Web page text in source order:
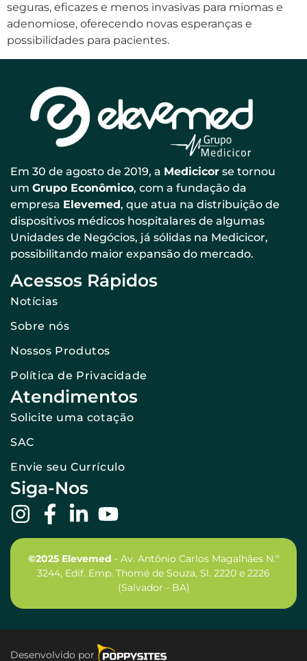
seguras, eficazes e menos invasivas para miomas e
adenomiose, oferecendo novas esperanças e
possibilidades para pacientes.
Em 30 de agosto de 2019, a Medicicor se tornou
um Grupo Econômico, com a fundação da
empresa Elevemed, que atua na distribuição de
dispositivos médicos hospitalares de algumas
Unidades de Negócios, já sólidas na Medicicor,
possibilitando maior expansão do mercado.
Acessos Rápidos
Notícias
Sobre nós
Nossos Produtos
Política de Privacidade
Atendimentos
Solicite uma cotação
SAC
Envie seu Currículo
Siga-Nos
©2025 Elevemed - Av. Antônio Carlos Magalhães N.º
3244, Edif. Emp. Thomé de Souza, Sl. 2220 e 2226
(Salvador - BA)
Desenvolvido por